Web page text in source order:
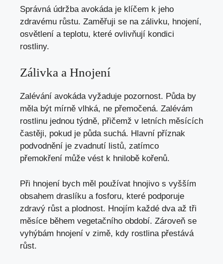
Správná údržba avokáda je klíčem k jeho
zdravému růstu. Zaměřuji se na zálivku, hnojení,
osvětlení a teplotu, které ovlivňují kondici
rostliny.
Zálivka a Hnojení
Zalévání avokáda vyžaduje pozornost. Půda by
měla být mírně vlhká, ne přemočená. Zalévám
rostlinu jednou týdně, přičemž v letních měsících
častěji, pokud je půda suchá. Hlavní příznak
podvodnění je zvadnutí listů, zatímco
přemokření může vést k hnilobě kořenů.
Při hnojení bych měl používat hnojivo s vyšším
obsahem draslíku a fosforu, které podporuje
zdravý růst a plodnost. Hnojím každé dva až tři
měsíce během vegetačního období. Zároveň se
vyhýbám hnojení v zimě, kdy rostlina přestává
růst.